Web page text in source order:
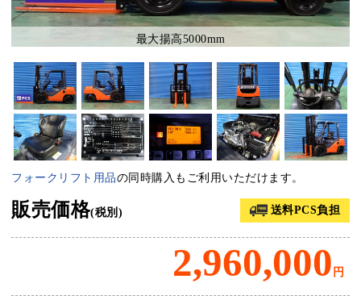
最大揚高5000mm
フォークリフト用品の同時購入もご利用いただけます。
販売価格(税別) 送料PCS負担
2,960,000 円